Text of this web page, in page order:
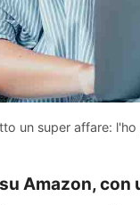
un super affare:
Amazon,